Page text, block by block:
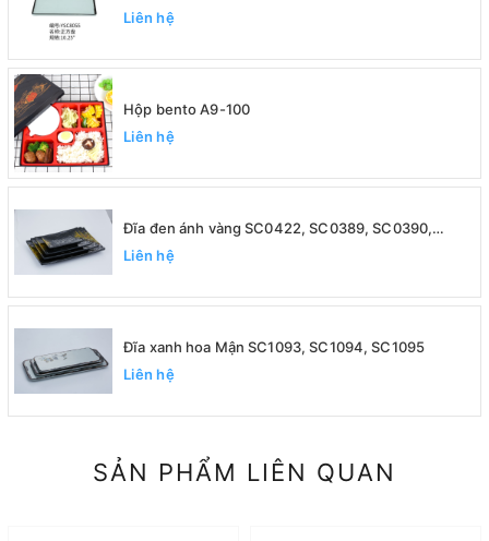
Liên hệ
Hộp bento A9-100
Liên hệ
Đĩa đen ánh vàng SC0422, SC0389, SC0390,
SC0391
Liên hệ
Đĩa xanh hoa Mận SC1093, SC1094, SC1095
Liên hệ
SẢN PHẨM LIÊN QUAN